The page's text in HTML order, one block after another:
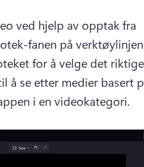
ved hjelp av opptak fra
fanen på
for å velge det riktige
å se etter medier basert
i en videokategori.